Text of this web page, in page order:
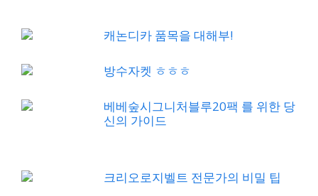
캐논디카 품목을 대해부!
방수자켓 ㅎㅎㅎ
베베숲시그니처블루20팩 를 위한 당
신의 가이드
크리오로지벨트 전문가의 비밀 팁